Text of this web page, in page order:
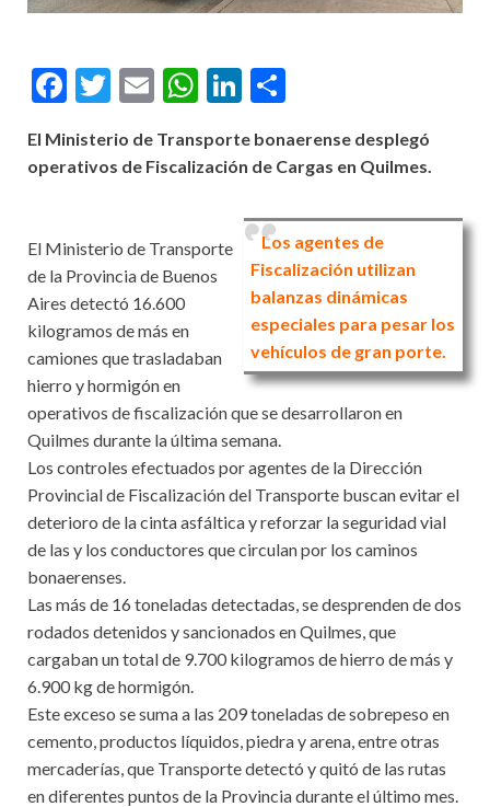
Facebook
Twitter
EmailWhatsApp
LinkedIn
El Ministerio de Transporte bonaerense desplegó
operativos de Fiscalización de Cargas en Quilmes.
Los agentes de
Fiscalización utilizan
balanzas dinámicas
especiales para pesar los
vehículos de gran porte.
El Ministerio de Transporte
de la Provincia de Buenos
Aires detectó 16.600
kilogramos de más en
camiones que trasladaban
hierro y hormigón en
operativos de fiscalización que se desarrollaron en
Quilmes durante la última semana.
Los controles efectuados por agentes de la Dirección
Provincial de Fiscalización del Transporte buscan evitar el
deterioro de la cinta asfáltica y reforzar la seguridad vial
de las y los conductores que circulan por los caminos
bonaerenses.
Las más de 16 toneladas detectadas, se desprenden de dos
rodados detenidos y sancionados en Quilmes, que
cargaban un total de 9.700 kilogramos de hierro de más y
6.900 kg de hormigón.
Este exceso se suma a las 209 toneladas de sobrepeso en
cemento, productos líquidos, piedra y arena, entre otras
mercaderías, que Transporte detectó y quitó de las rutas
en diferentes puntos de la Provincia durante el último mes.